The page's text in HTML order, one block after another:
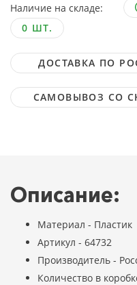
Наличие на складе:
0 ШТ.
ДОСТАВКА ПО
САМОВЫВОЗ СО
Описание:
Материал - Пластик
Артикул - 64732
Производитель -
Количество в